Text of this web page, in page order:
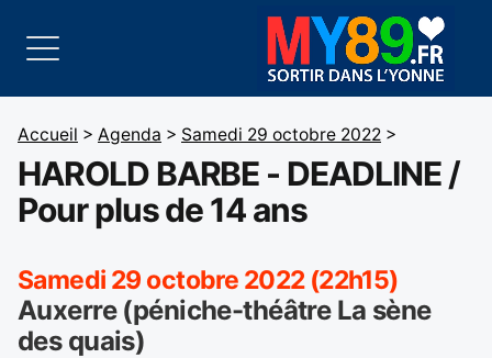
Accueil > Agenda > Samedi 29 octobre 2022 >
HAROLD BARBE - DEADLINE /
Pour plus de 14 ans
Samedi 29 octobre 2022 (22h15)
Auxerre (péniche-théâtre La sène
des quais)